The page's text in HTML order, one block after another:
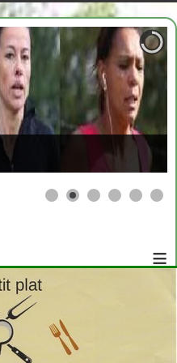
≡
x